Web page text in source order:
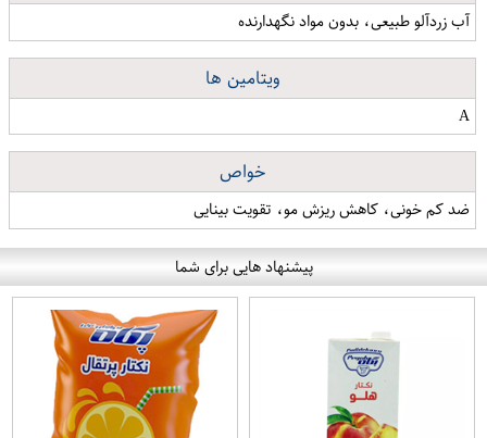
آب زردآلو طبیعی، بدون مواد نگهدارنده
ویتامین ها
A
خواص
ضد کم خونی، کاهش ریزش مو، تقویت بینایی
پیشنهاد هایی برای شما